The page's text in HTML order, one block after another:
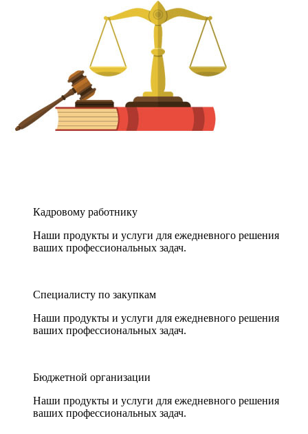
Кадровому работнику
Наши продукты и услуги для ежедневного решения
ваших профессиональных задач.
Специалисту по закупкам
Наши продукты и услуги для ежедневного решения
ваших профессиональных задач.
Бюджетной организации
Наши продукты и услуги для ежедневного решения
ваших профессиональных задач.